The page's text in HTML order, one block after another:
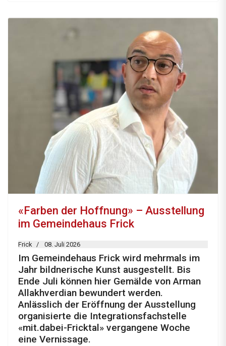
«Farben der Hoffnung» – Ausstellung
im Gemeindehaus Frick
Frick 08. Juli 2026
Im Gemeindehaus Frick wird mehrmals im
Jahr bildnerische Kunst ausgestellt. Bis
Ende Juli können hier Gemälde von Arman
Allakhverdian bewundert werden.
Anlässlich der Eröffnung der Ausstellung
organisierte die Integrationsfachstelle
«mit.dabei-Fricktal» vergangene Woche
eine Vernissage.